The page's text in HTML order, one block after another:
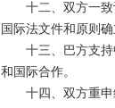
十二、双方一
国际法文件和原则
十三、巴方支
和国际合作。
十四、双方重